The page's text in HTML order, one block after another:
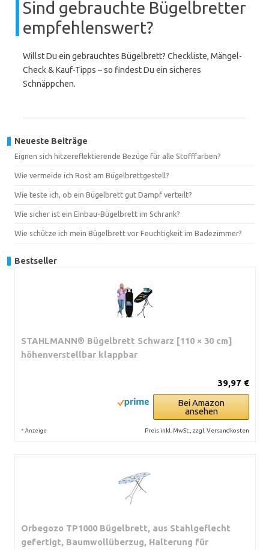
Sind gebrauchte Bügelbretter
empfehlenswert?
Willst Du ein gebrauchtes Bügelbrett? Checkliste, Mängel-
Check & Kauf-Tipps – so findest Du ein sicheres
Schnäppchen.
Neueste Beiträge
Eignen sich hitzereflektierende Bezüge für alle Stofffarben?
Wie vermeide ich Rost am Bügelbrettgestell?
Wie teste ich, ob ein Bügelbrett gut Dampf verteilt?
Wie sicher ist ein Einbau-Bügelbrett im Schrank?
Wie schütze ich mein Bügelbrett vor Feuchtigkeit im Badezimmer?
Bestseller
STAHLMANN® Bügelbrett Schwarz [110 × 30 cm]
höhenverstellbar klappbar
39,97 €
Bei Amazon
ansehen
* Anzeige Preis inkl. MwSt., zzgl. Versandkosten
Orbegozo TP1000 Bügelbrett, aus Stahlgeflecht
gefertigt, Baumwollüberzug, Halterung für